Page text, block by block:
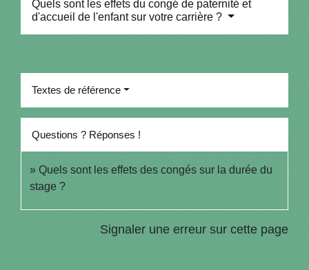
Quels sont les effets du congé de paternité et
d'accueil de l'enfant sur votre carrière ?
Textes de référence
Questions ? Réponses !
Quels sont les effets des congés sur la durée du
stage ?
Signaler une erreur sur cette page